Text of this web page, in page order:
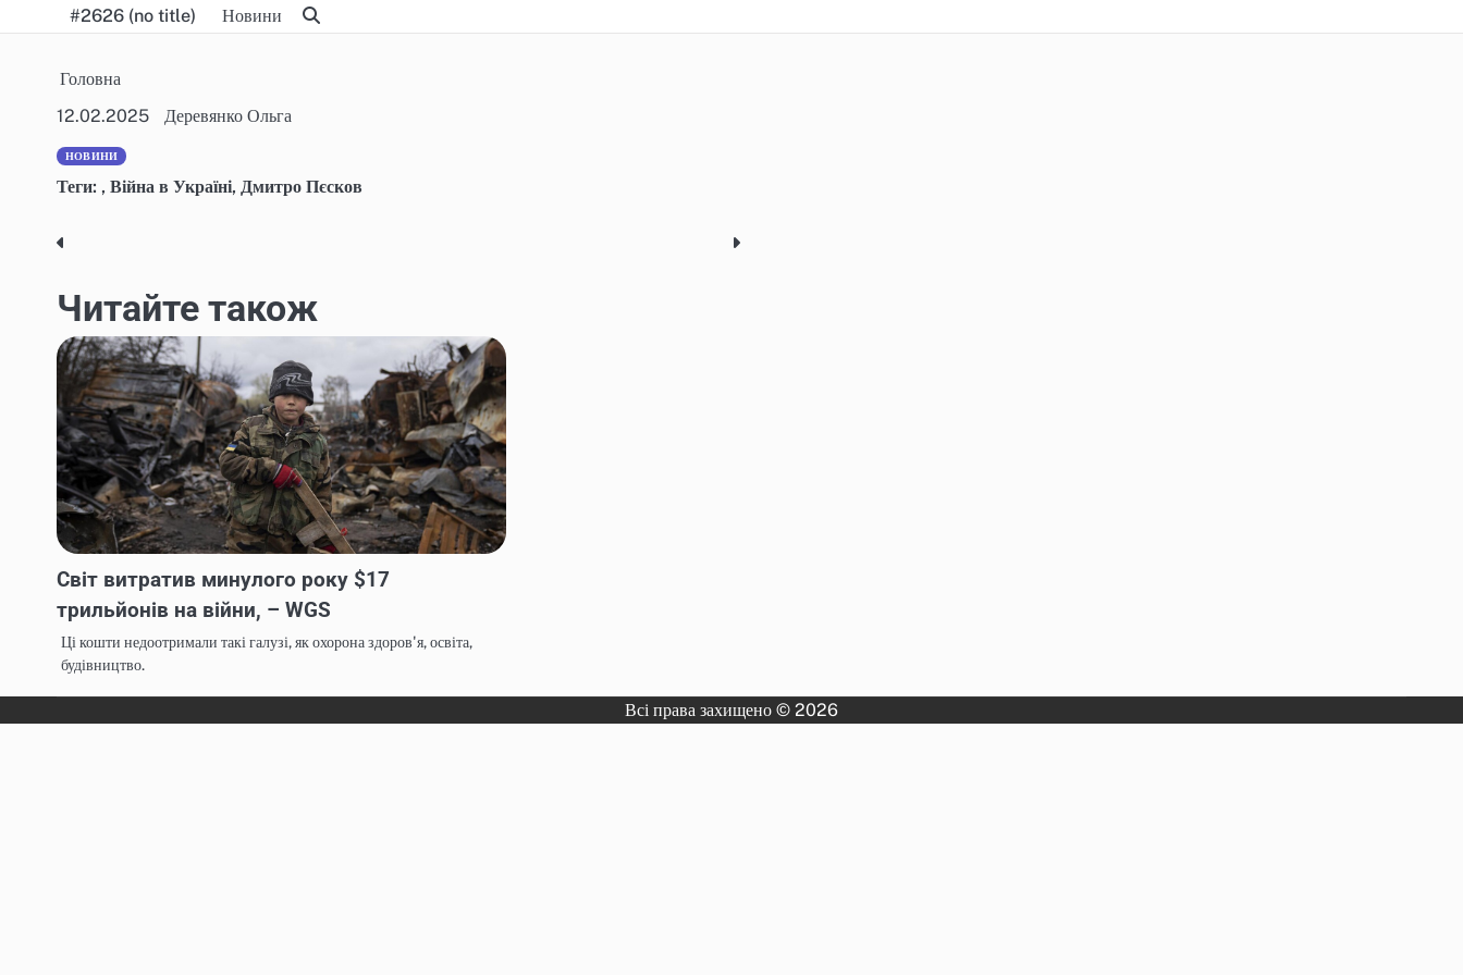
to
#2626 (no title) Новини
Головна
12.02.2025
Деревянко Ольга
НОВИНИ
Теги: , Війна в Україні, Дмитро Пєсков
Post
navigation
Читайте також
Світ витратив минулого року $17
трильйонів на війни, – WGS
Ці кошти недоотримали такі галузі, як охорона здоров'я, освіта,
будівництво.
Всі права захищено © 2026